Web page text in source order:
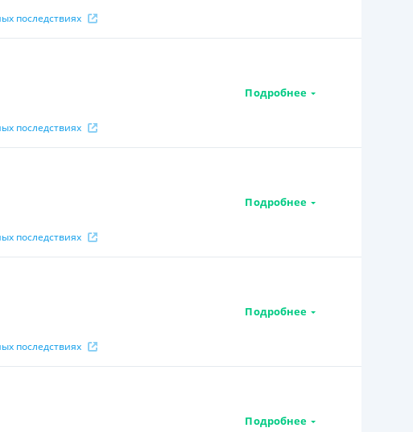
последствиях
последствиях
Подробнее
последствиях
Подробнее
последствиях
Подробнее
Подробнее